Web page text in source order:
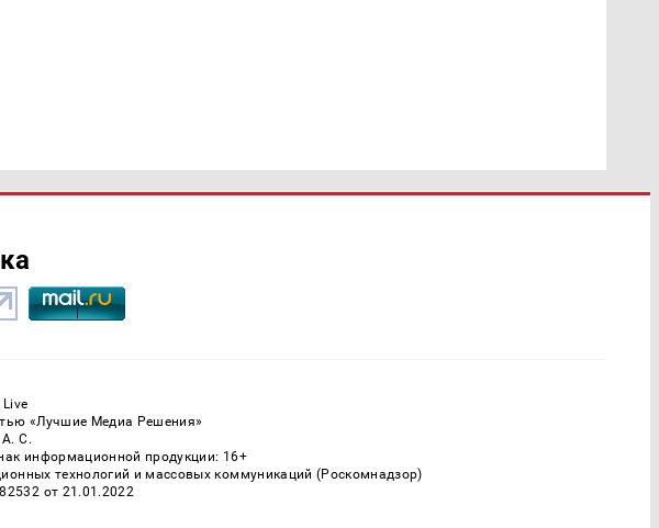
«Лучшие Медиа Решения»
А. С.
информационной продукции: 16+
технологий и массовых коммуникаций (Роскомнадзор)
от 21.01.2022